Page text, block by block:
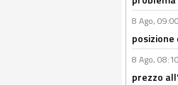
8 Ago,
posizione
8 Ago,
prezzo